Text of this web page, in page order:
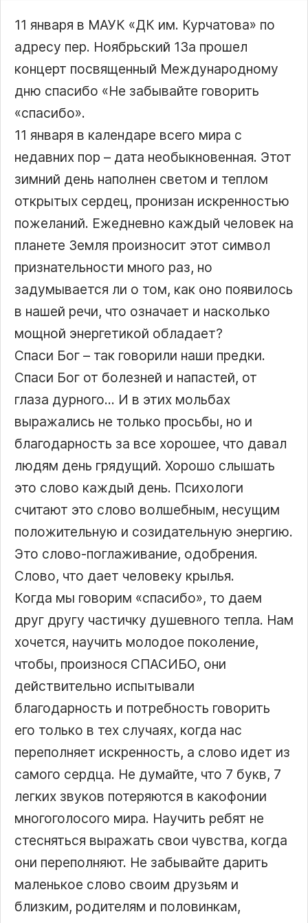
11 января в МАУК «ДК им. Курчатова» по
адресу пер. Ноябрьский 13а прошел
концерт посвященный Международному
дню спасибо «Не забывайте говорить
«спасибо».
11 января в календаре всего мира с
недавних пор – дата необыкновенная. Этот
зимний день наполнен светом и теплом
открытых сердец, пронизан искренностью
пожеланий. Ежедневно каждый человек на
планете Земля произносит этот символ
признательности много раз, но
задумывается ли о том, как оно появилось
в нашей речи, что означает и насколько
мощной энергетикой обладает?
Спаси Бог – так говорили наши предки.
Спаси Бог от болезней и напастей, от
глаза дурного… И в этих мольбах
выражались не только просьбы, но и
благодарность за все хорошее, что давал
людям день грядущий. Хорошо слышать
это слово каждый день. Психологи
считают это слово волшебным, несущим
положительную и созидательную энергию.
Это слово-поглаживание, одобрения.
Слово, что дает человеку крылья.
Когда мы говорим «спасибо», то даем
друг другу частичку душевного тепла. Нам
хочется, научить молодое поколение,
чтобы, произнося СПАСИБО, они
действительно испытывали
благодарность и потребность говорить
его только в тех случаях, когда нас
переполняет искренность, а слово идет из
самого сердца. Не думайте, что 7 букв, 7
легких звуков потеряются в какофонии
многоголосого мира. Научить ребят не
стесняться выражать свои чувства, когда
они переполняют. Не забывайте дарить
маленькое слово своим друзьям и
близким, родителям и половинкам,